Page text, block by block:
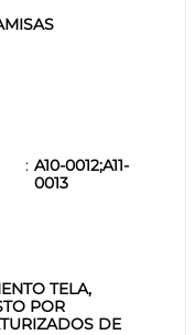
A10-0012;A11-
0013
TELA,
POR
DE